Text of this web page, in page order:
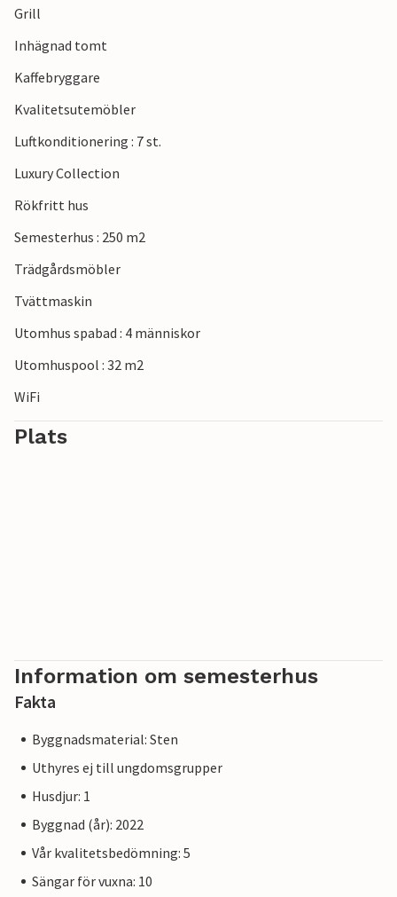
Brijuni avgår dagligen från strandpromenaden.
med utomhus wellness och många utflyktsmöjligheter.
Grill
Inhägnad tomt
Kaffebryggare
Kvalitetsutemöbler
Luftkonditionering : 7 st.
Luxury Collection
Rökfritt hus
Semesterhus : 250 m2
Trädgårdsmöbler
Tvättmaskin
Utomhus spabad : 4 människor
Utomhuspool : 32 m2
WiFi
Plats
Information om semesterhus
Fakta
Byggnadsmaterial: Sten
Uthyres ej till ungdomsgrupper
Husdjur: 1
Byggnad (år): 2022
Vår kvalitetsbedömning: 5
Sängar för vuxna: 10